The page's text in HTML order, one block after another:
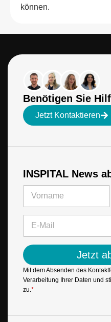
können.
Benötigen Sie
Jetzt Kontaktieren
INSPITAL News
m
i
l
E
-
M
M
a
i
l
*
Jetzt
Mit dem Absenden des
Verarbeitung Ihrer Daten und
zu. *